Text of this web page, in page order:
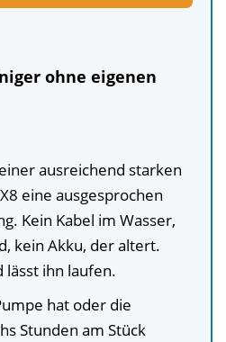
ohne eigenen
ausreichend starken
eine ausgesprochen
Kein Kabel im Wasser,
kein Akku, der altert.
lässt ihn laufen.
hat oder die
Stunden am Stück